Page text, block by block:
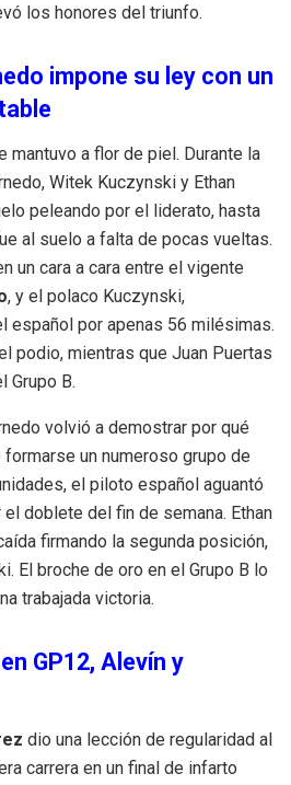
los honores del triunfo.
impone su ley con un
mantuvo a flor de piel. Durante la
Witek Kuczynski y Ethan
peleando por el liderato, hasta
al suelo a falta de pocas vueltas.
un cara a cara entre el vigente
, y el polaco Kuczynski,
español por apenas 56 milésimas.
podio, mientras que Juan Puertas
Grupo B.
volvió a demostrar por qué
formarse un numeroso grupo de
el piloto español aguantó
doblete del fin de semana. Ethan
firmando la segunda posición,
. El broche de oro en el Grupo B lo
trabajada victoria.
GP12, Alevín y
dio una lección de regularidad al
carrera en un final de infarto